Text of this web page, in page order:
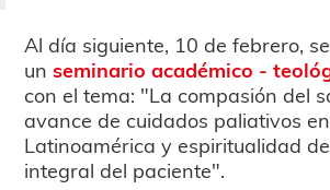
Al día siguiente, 10 de febrero,
unseminario académico -
con el tema: "La compasión del
avance de cuidados paliativos en
Latinoamérica y espiritualidad
integral del paciente".